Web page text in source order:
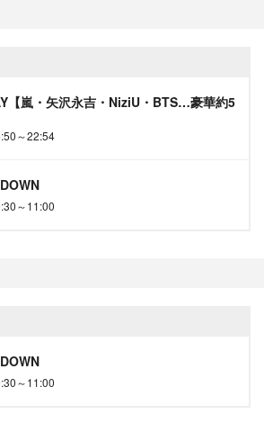
【嵐・矢沢永吉・NiziU・BTS…豪華約5
～22:54
～11:00
～11:00